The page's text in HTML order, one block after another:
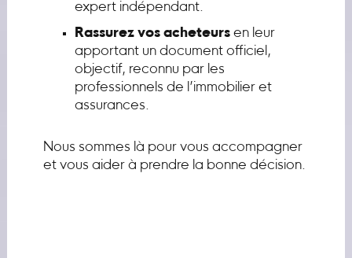
expert indépendant.
Rassurez vos acheteursen leur
apportant un document officiel,
objectif, reconnu par les
professionnels de l’immobilier et
assurances.
Nous sommes là pour vous accompagner
et vous aider à prendre la bonne décision.